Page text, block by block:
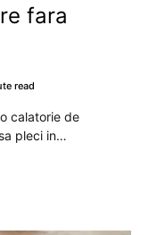
fara
read
calatorie de
pleci in…